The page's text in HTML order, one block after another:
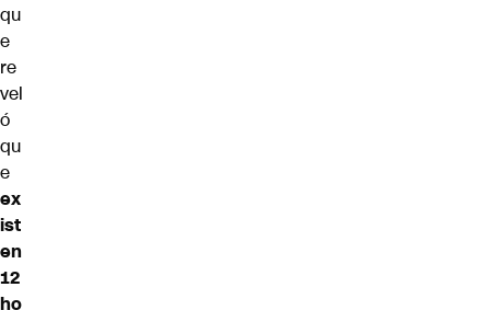
qu
e
re
vel
ó
qu
e
ex
ist
en
12
ho